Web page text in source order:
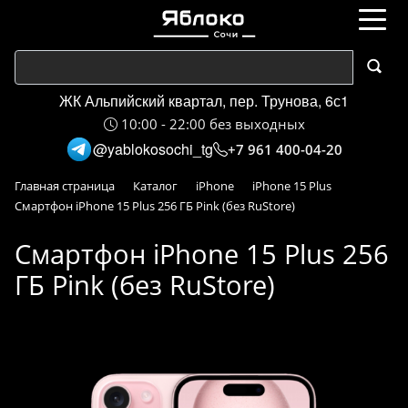
ЖК Альпийский квартал, пер. Трунова, 6с1
10:00 - 22:00 без выходных
@yablokosochi_tg +7 961 400-04-20
Главная страница Каталог iPhone
iPhone 15 Plus
Смартфон iPhone 15 Plus 256 ГБ Pink (без RuStore)
Смартфон iPhone 15 Plus 256
ГБ Pink (без RuStore)